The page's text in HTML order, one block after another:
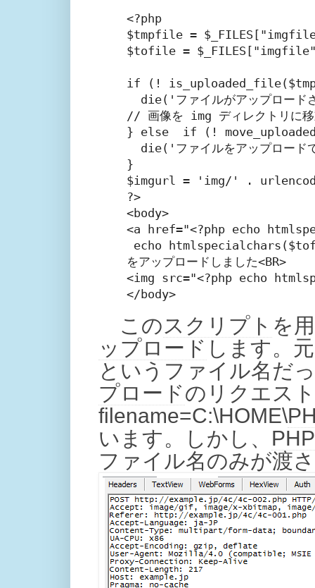
<?php
$tmpfile =
$tofile =
if (!
die('ファイルがアップロード
// 画像を img ディレクトリに
} else  if (!
die('ファイルをアップロード
}
$imgurl = 'img/' .
?>
<body>
<a href="<?php echo
echo
をアップロードしました<BR>
<img src="<?php echo
このスクリプト を
ップロード します。
というファイル名だ
プロードのリクエス
filename=C:\HOME\
います。しかし、 PHP
ファイル名のみが渡